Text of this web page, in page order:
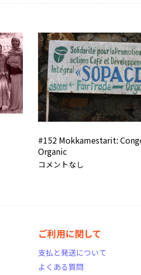
#152 Mokkamestarit:
Organic
コメントなし
ご利用に関して
支払と発送について
よくある質問